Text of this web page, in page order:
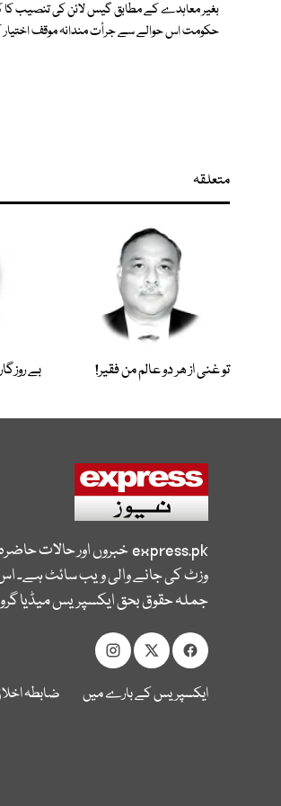
بغیر معاہدے کے مطابق گیس لائن کی تنصیب کا
حکومت اس حوالے سے جرأت مندانہ موقف
متعلقہ
تو غنی از ھر دو عالم من فقیر! بے
express.pkخبروں اور حالات
وزٹ کی جانے والی ویب سائٹ ہے۔
جملہ حقوق بحق ایکسپریس میڈیا
ایکسپریس کے بارے میں ضابطہ